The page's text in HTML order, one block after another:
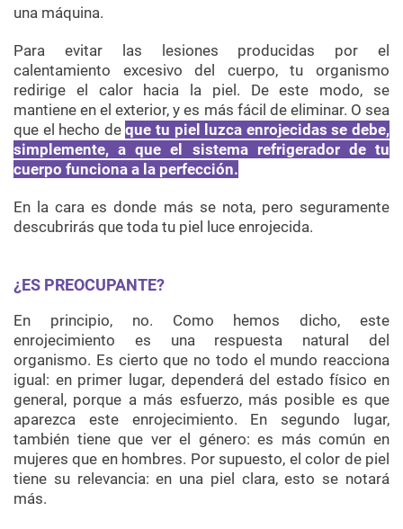
una máquina.
Para evitar las lesiones producidas por el
calentamiento excesivo del cuerpo, tu organismo
redirige el calor hacia la piel. De este modo, se
mantiene en el exterior, y es más fácil de eliminar. O sea
que el hecho deque tu piel luzca enrojecidas se debe,
simplemente, a que el sistema refrigerador de tu
cuerpo funciona a la perfección.
En la cara es donde más se nota, pero seguramente
descubrirás que toda tu piel luce enrojecida.
¿ES PREOCUPANTE?
En principio, no. Como hemos dicho, este
enrojecimiento es una respuesta natural del
organismo. Es cierto que no todo el mundo reacciona
igual: en primer lugar, dependerá del estado físico en
general, porque a más esfuerzo, más posible es que
aparezca este enrojecimiento. En segundo lugar,
también tiene que ver el género: es más común en
mujeres que en hombres. Por supuesto, el color de piel
tiene su relevancia: en una piel clara, esto se notará
más.